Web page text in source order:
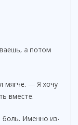
а потом
мягче. — Я хочу
вместе.
боль. Именно из-